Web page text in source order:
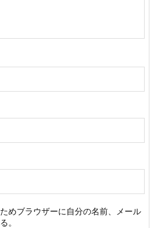
めブラウザーに自分の名前、メール
。